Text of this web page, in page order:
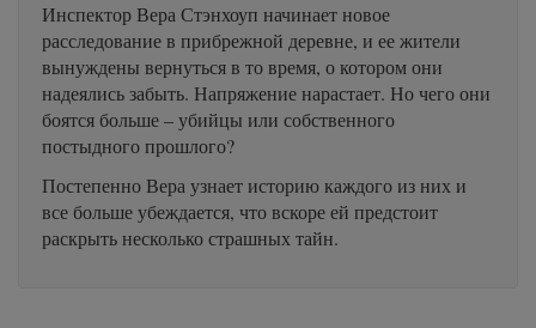
Инспектор Вера Стэнхоуп начинает новое
расследование в прибрежной деревне, и ее жители
вынуждены вернуться в то время, о котором они
надеялись забыть. Напряжение нарастает. Но чего они
боятся больше – убийцы или собственного
постыдного прошлого?
Постепенно Вера узнает историю каждого из них и
все больше убеждается, что вскоре ей предстоит
раскрыть несколько страшных тайн.